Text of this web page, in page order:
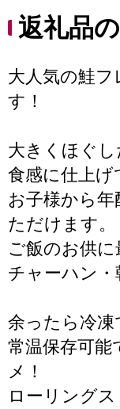
返礼品
大人気の鮭フ
す！
大きくほぐ
食感に仕上げ
お子様から
ただけます。
ご飯のお供に
チャーハン・
余ったら冷凍
常温保存可能
メ！
ローリング